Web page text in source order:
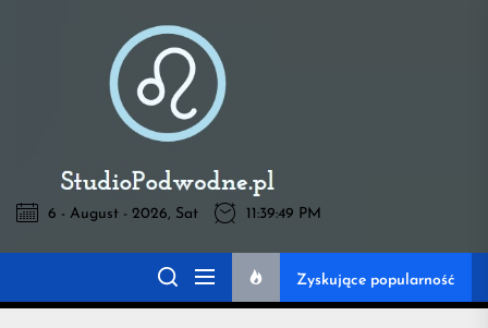
wszystko
Pod Wodne -
wszystko na temat
6 - August - 2026, Sat 11:39:50 PM
Zyskujące popularność